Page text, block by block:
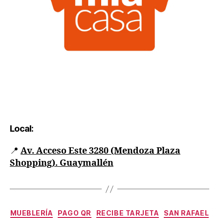
Local:
📍 Av. Acceso Este 3280 (Mendoza Plaza
Shopping). Guaymallén
MUEBLERÍA PAGO QR RECIBE TARJETA SAN RAFAEL